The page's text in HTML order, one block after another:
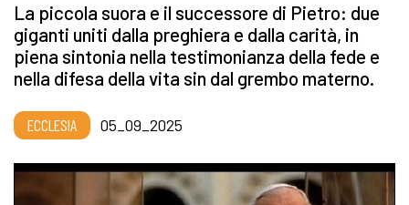
La piccola suora e il successore di Pietro: due
giganti uniti dalla preghiera e dalla carità, in
piena sintonia nella testimonianza della fede e
nella difesa della vita sin dal grembo materno.
ECCLESIA 05_09_2025